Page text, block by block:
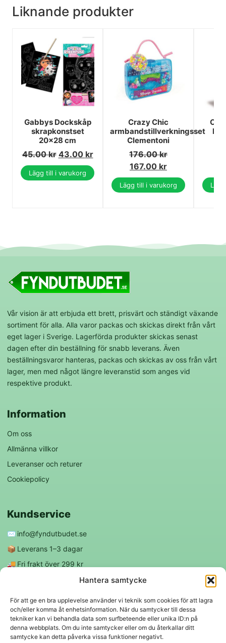
Hantera samtycke
För att ge en bra upplevelse använder vi teknik som cookies för att lagra
och/eller komma åt enhetsinformation. När du samtycker till dessa
tekniker kan vi behandla data som surfbeteende eller unika ID:n på
denna webbplats. Om du inte samtycker eller om du återkallar ditt
samtycke kan detta påverka vissa funktioner negativt.
Liknande produkter
Gabbys Dockskåp
skrapkonstset
20x28 cm
45.00kr 43.00 kr
Lägg till i varukorg
Crazy Chic
armbandstillverkningsset
Clementoni
176.00kr
167.00 kr
Lägg till i varukorg
Vår vision är att erbjuda ett brett, prisvärt och ständigt växande
sortiment för alla. Alla varor packas och skickas direkt från vårt
eget lager i Sverige. Lagerförda produkter skickas senast
dagen efter din beställning för snabb leverans. Även
beställningsvaror hanteras, packas och skickas av oss från vårt
lager, men med något längre leveranstid som anges vid
respektive produkt.
Information
Om oss
Allmänna villkor
Leveranser och returer
Cookiepolicy
Kundservice
✉️ info@fyndutbudet.se
📦 Leverans 1–3 dagar
🚚 Fri frakt över 299 kr
Följ oss
f ◎